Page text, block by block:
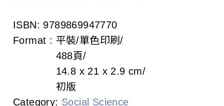
c
ISBN: 9789869947770
Format : 平裝/單色印刷
488頁
14.8 x 21 x 2.9 cm
初版
Category: Social Science